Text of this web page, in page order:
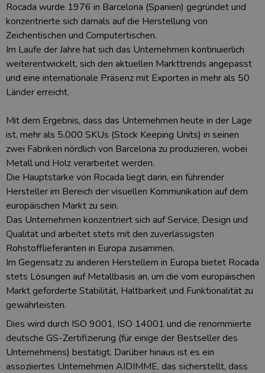
Rocada wurde 1976 in Barcelona (Spanien) gegründet und
konzentrierte sich damals auf die Herstellung von
Zeichentischen und Computertischen.
Im Laufe der Jahre hat sich das Unternehmen kontinuierlich
weiterentwickelt, sich den aktuellen Markttrends angepasst
und eine internationale Präsenz mit Exporten in mehr als 50
Länder erreicht.
Mit dem Ergebnis, dass das Unternehmen heute in der Lage
ist, mehr als 5.000 SKUs (Stock Keeping Units) in seinen
zwei Fabriken nördlich von Barcelona zu produzieren, wobei
Metall und Holz verarbeitet werden.
Die Hauptstärke von Rocada liegt darin, ein führender
Hersteller im Bereich der visuellen Kommunikation auf dem
europäischen Markt zu sein.
Das Unternehmen konzentriert sich auf Service, Design und
Qualität und arbeitet stets mit den zuverlässigsten
Rohstofflieferanten in Europa zusammen.
Im Gegensatz zu anderen Herstellern in Europa bietet Rocada
stets Lösungen auf Metallbasis an, um die vom europäischen
Markt geforderte Stabilität, Haltbarkeit und Funktionalität zu
gewährleisten.
Dies wird durch ISO 9001, ISO 14001 und die renommierte
deutsche GS-Zertifizierung (für einige der Bestseller des
Unternehmens) bestätigt. Darüber hinaus ist es ein
assoziiertes Unternehmen AIDIMME, das sicherstellt, dass